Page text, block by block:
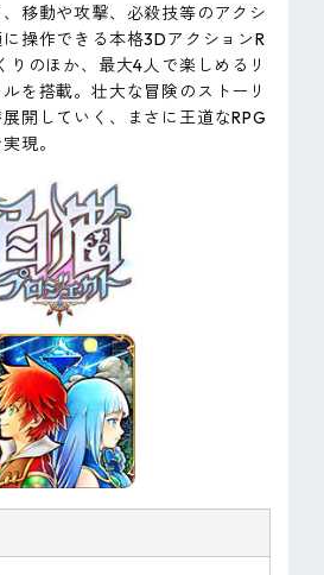
、移動や攻撃、必殺技等のアクシ
操作できる本格3DアクションR
りのほか、最大4人で楽しめるリ
を搭載。壮大な冒険のストーリ
開していく、まさに王道なRPG
現。